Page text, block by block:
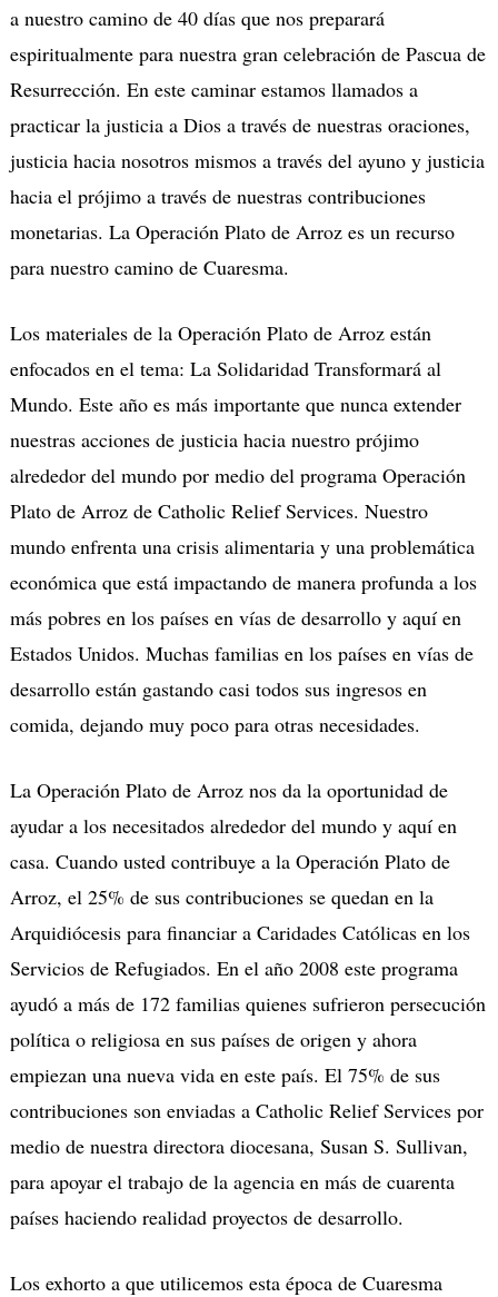
a nuestro camino de 40 días que nos preparará
espiritualmente para nuestra gran celebración de Pascua de
Resurrección. En este caminar estamos llamados a
practicar la justicia a Dios a través de nuestras oraciones,
justicia hacia nosotros mismos a través del ayuno y justicia
hacia el prójimo a través de nuestras contribuciones
monetarias. La Operación Plato de Arroz es un recurso
para nuestro camino de Cuaresma.
Los materiales de la Operación Plato de Arroz están
enfocados en el tema: La Solidaridad Transformará al
Mundo. Este año es más importante que nunca extender
nuestras acciones de justicia hacia nuestro prójimo
alrededor del mundo por medio del programa Operación
Plato de Arroz de Catholic Relief Services. Nuestro
mundo enfrenta una crisis alimentaria y una problemática
económica que está impactando de manera profunda a los
más pobres en los países en vías de desarrollo y aquí en
Estados Unidos. Muchas familias en los países en vías de
desarrollo están gastando casi todos sus ingresos en
comida, dejando muy poco para otras necesidades.
La Operación Plato de Arroz nos da la oportunidad de
ayudar a los necesitados alrededor del mundo y aquí en
casa. Cuando usted contribuye a la Operación Plato de
Arroz, el 25% de sus contribuciones se quedan en la
Arquidiócesis para financiar a Caridades Católicas en los
Servicios de Refugiados. En el año 2008 este programa
ayudó a más de 172 familias quienes sufrieron persecución
política o religiosa en sus países de origen y ahora
empiezan una nueva vida en este país. El 75% de sus
contribuciones son enviadas a Catholic Relief Services por
medio de nuestra directora diocesana, Susan S. Sullivan,
para apoyar el trabajo de la agencia en más de cuarenta
países haciendo realidad proyectos de desarrollo.
Los exhorto a que utilicemos esta época de Cuaresma